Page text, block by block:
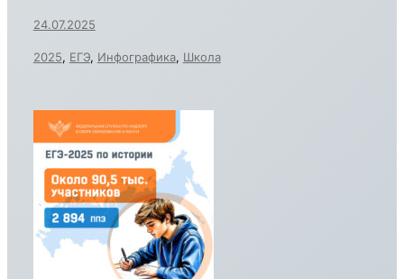
24.07.2025
2025, ЕГЭ, Инфографика, Школа